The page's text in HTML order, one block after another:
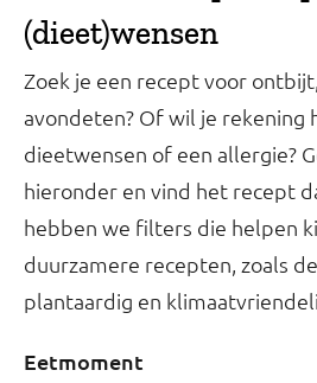
(dieet)wensen
Zoek je een recept voor
avondeten? Of wil je rekening
dieetwensen of een allergie?
hieronder en vind het recept
hebben we filters die helpen
duurzamere recepten, zoals
plantaardig en
Eetmoment